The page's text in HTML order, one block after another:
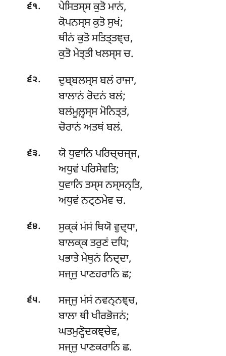
੬੧. ਪੇਸਿਤਸ੍ਸਕੁਤੋ ਮਾਨਂ,
ਕੋਪਨਸ੍ਸ ਕੁਤੋ ਸੁਖਂ;
ਥੀਨਂ ਕੁਤੋ ਸਤਿਤ੍ਤਞ੍ਚ,
ਕੁਤੋ ਮੇਤ੍ਤੀ ਖਲਸ੍ਸ ਚ.
੬੨. ਦੁਬ੍ਬਲਸ੍ਸਬਲਂ ਰਾਜਾ,
ਬਾਲਾਨਂ ਰੋਦਨਂ ਬਲਂ;
ਬਲਂਮੂਲ਼੍ਹਸ੍ਸ ਮੋਨਿਤ੍ਤਂ,
ਚੋਰਾਨਂ ਅਤਥਂ ਬਲਂ.
੬੩. ਯੋਧੁਵਾਨਿ ਪਰਿਚ੍ਚਜ੍ਜ,
ਅਧੁਵਂ ਪਰਿਸੇਵਤਿ;
ਧੁਵਾਨਿ ਤਸ੍ਸ ਨਸ੍ਸਨ੍ਤਿ,
ਅਧੁਵਂ ਨਟ੍ਠਮੇਵ ਚ.
੬੪.
ਸੁਕ੍ਕਂ ਮਂਸਂ ਥਿਯੋ ਵੁਦ੍ਧਾ,
ਬਾਲਕ੍ਕ ਤਰੁਣਂ ਦਧਿ;
ਪਭਾਤੇ ਮੇਥੁਨਂ ਨਿਦ੍ਦਾ,
ਸਜ੍ਜੁ ਪਾਣਹਰਾਨਿ ਛ;
੬੫. ਸਜ੍ਜੁਮਂਸਂ ਨਵਨ੍ਨਞ੍ਚ,
ਬਾਲਾ ਥੀ ਖੀਰਭੋਜਨਂ;
ਘਤਮੁਣ੍ਹੋਦਕਞ੍ਚੇਵ,
ਸਜ੍ਜੁ ਪਾਣਕਰਾਨਿ ਛ.